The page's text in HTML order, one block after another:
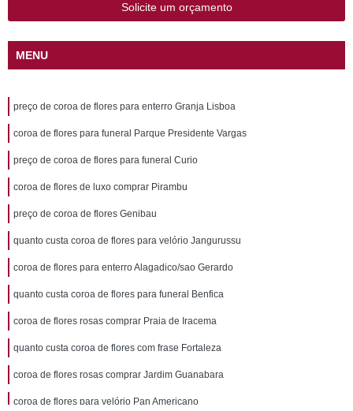
Solicite um orçamento
MENU
preço de coroa de flores para enterro Granja Lisboa
coroa de flores para funeral Parque Presidente Vargas
preço de coroa de flores para funeral Curio
coroa de flores de luxo comprar Pirambu
preço de coroa de flores Genibau
quanto custa coroa de flores para velório Jangurussu
coroa de flores para enterro Alagadico/sao Gerardo
quanto custa coroa de flores para funeral Benfica
coroa de flores rosas comprar Praia de Iracema
quanto custa coroa de flores com frase Fortaleza
coroa de flores rosas comprar Jardim Guanabara
coroa de flores para velório Pan Americano